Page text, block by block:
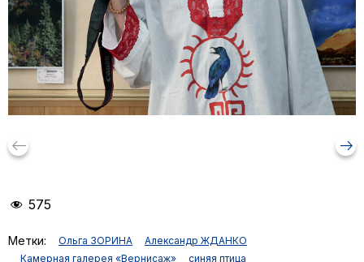
keyboard_backspace arrow_right_alt
575
Метки: Oльга ЗОРИНА
Александр ЖДАНКО
Камерная галерея «Вернисаж»
синяя птица